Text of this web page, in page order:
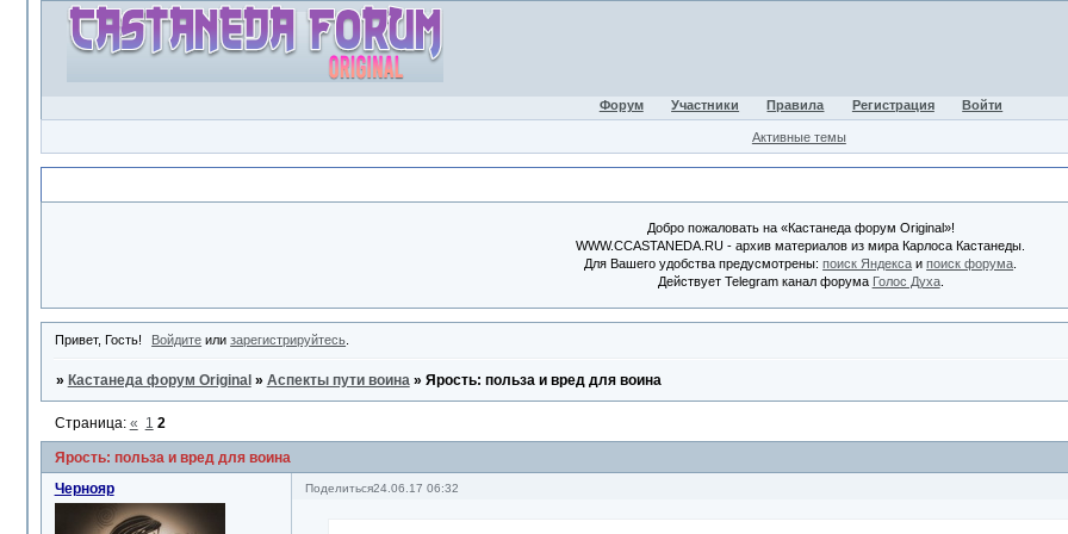
Форум Участники Правила Регистрация Войти
Активные темы
Добро пожаловать на «Кастанеда форум Original»!
WWW.CCASTANEDA.RU - архив материалов из мира Карлоса Кастанеды.
Для Вашего удобства предусмотрены:поиск Яндекса ипоиск форума
Действует Telegram канал форума Голос Духа.
Привет, Гость! Войдите илизарегистрируйтесь
» Кастанеда форум Original » Аспекты пути воина » Ярость: польза и вред для воина
Ярость: польза и вред для воина
Страница: « 1 2
Поделиться24.06.17 06:32
Чернояр